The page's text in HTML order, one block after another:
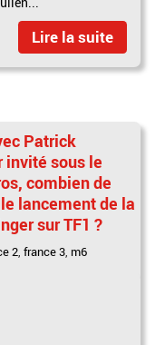
Lire la suite
Patrick
invité sous le
combien de
lancement de la
sur TF1 ?
2,france 3, m6